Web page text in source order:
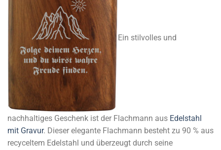
Ein stilvolles und
nachhaltiges Geschenk ist der Flachmann aus Edelstahl
mit Gravur. Dieser elegante Flachmann besteht zu 90 % aus
recyceltem Edelstahl und überzeugt durch seine